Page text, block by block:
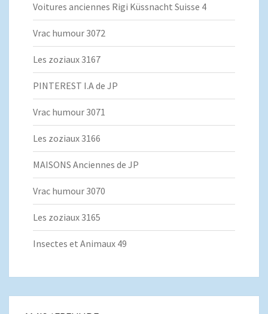
Voitures anciennes Rigi Küssnacht Suisse 4
Vrac humour 3072
Les zoziaux 3167
PINTEREST I.A de JP
Vrac humour 3071
Les zoziaux 3166
MAISONS Anciennes de JP
Vrac humour 3070
Les zoziaux 3165
Insectes et Animaux 49